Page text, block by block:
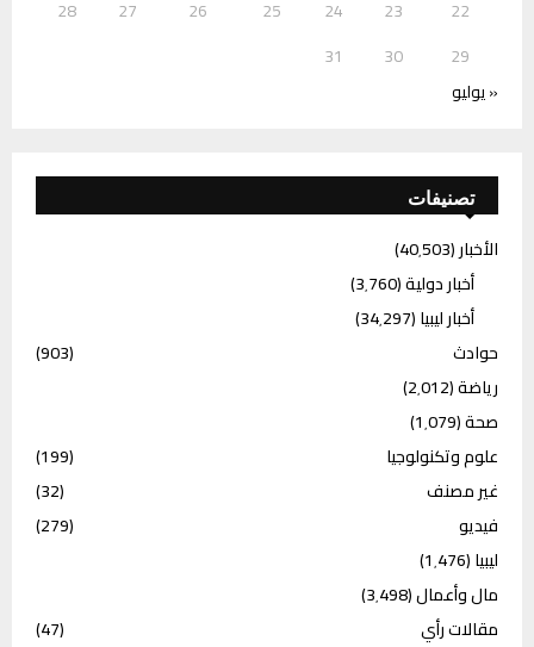
22
23
24
25
26
27
28
29
30
31
« يوليو
تصنيفات
الأخبار(40٬503)
أخبار دولية(3٬760)
أخبار ليبيا(34٬297)
حوادث
(903)
رياضة(2٬012)
صحة(1٬079)
علوم وتكنولوجيا
(199)
غير مصنف
(32)
فيديو
(279)
ليبيا(1٬476)
مال وأعمال(3٬498)
مقالات رأي
(47)